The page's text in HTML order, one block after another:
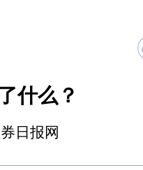
什么？
日报网